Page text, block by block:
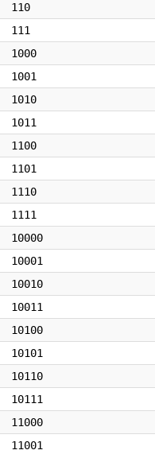
110
111
1000
1001
1010
1011
1100
1101
1110
1111
10000
10001
10010
10011
10100
10101
10110
10111
11000
11001